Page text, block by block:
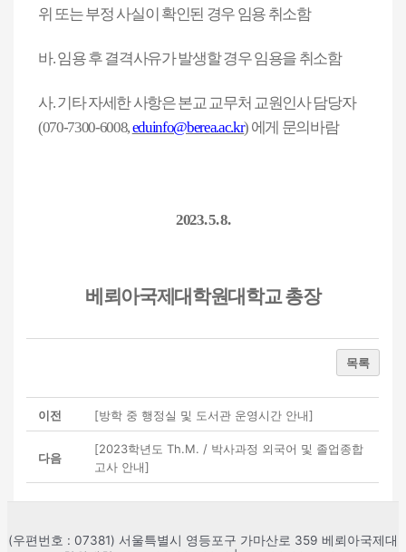
위 또는 부정 사실이 확인된 경우 임용 취소함
바.임용 후 결격사유가 발생할 경우 임용을 취소함
사.기타 자세한 사항은 본교 교무처 교원인사 담당자
(070-7300-6008,eduinfo@berea.ac.kr) 에게 문의바람
2023. 5. 8.
베뢰아국제대학원대학교 총장
목록
이전 [방학 중 행정실 및 도서관 운영시간 안내]
다음
[2023학년도 Th.M. / 박사과정 외국어 및 졸업종합
고사 안내]
(우편번호 : 07381) 서울특별시 영등포구 가마산로 359 베뢰아국제대